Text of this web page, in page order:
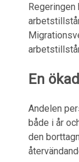
En
Andelen
både i år
den